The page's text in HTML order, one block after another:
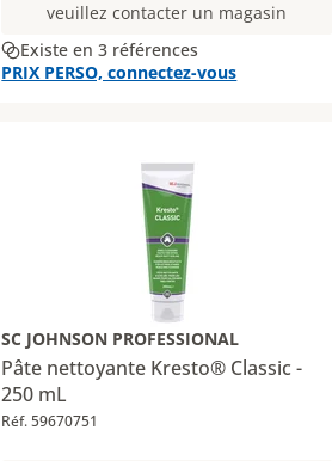
veuillez contacter un magasin
Existe en 3 références
PRIX PERSO, connectez-vous
SC JOHNSON PROFESSIONAL
Pâte nettoyante Kresto® Classic -
250 mL
Réf. 59670751